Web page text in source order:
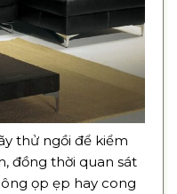
thử ngồi để kiểm
đồng thời quan sát
ọp ẹp hay cong